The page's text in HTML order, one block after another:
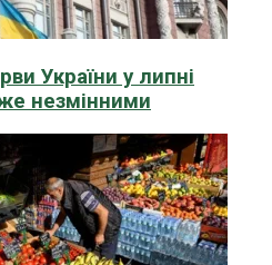
України у липні
незмінними